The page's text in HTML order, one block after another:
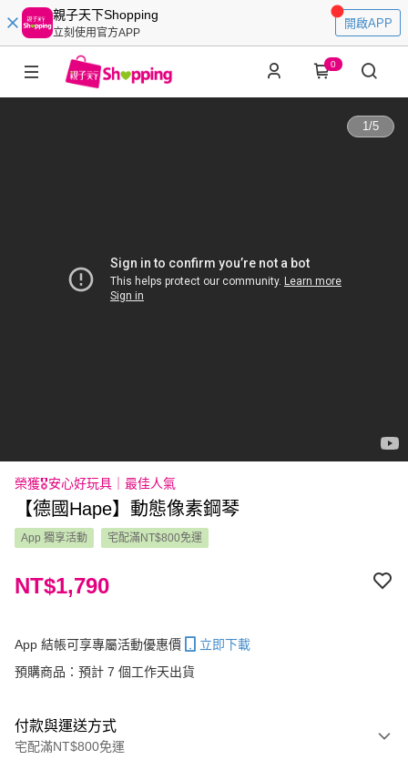
親子天下Shopping
立刻使用官方APP
開啟APP
0
1/5
榮獲🎖️安心好玩具｜最佳人氣
【德國Hape】動態像素鋼琴
App 獨享活動 宅配滿NT$800免運
NT$1,790
App 結帳可享專屬活動優惠價
立即下載
預購商品：預計 7 個工作天出貨
付款與運送方式
宅配滿NT$800免運